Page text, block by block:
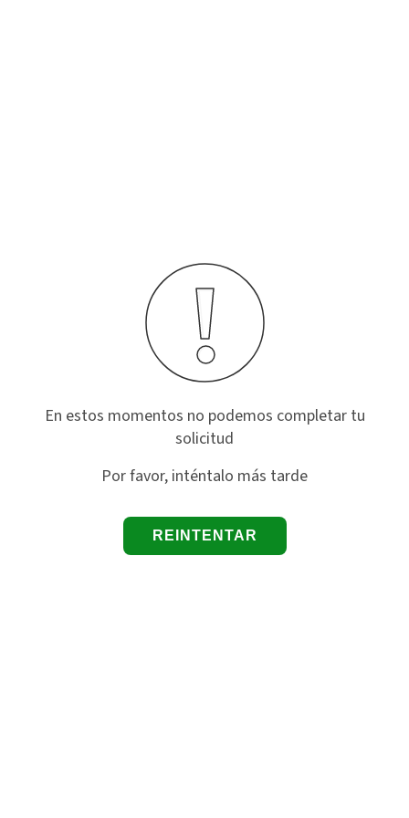
En estos momentos no podemos completar tu
solicitud
Por favor, inténtalo más tarde
REINTENTAR